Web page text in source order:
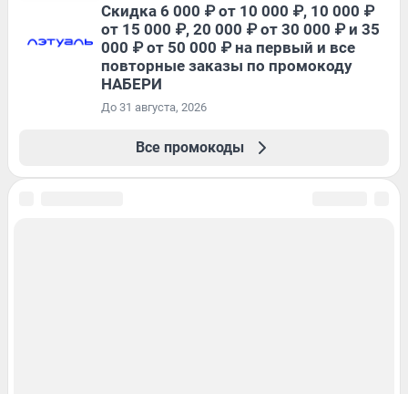
Скидка 6 000 ₽ от 10 000 ₽, 10 000 ₽
от 15 000 ₽, 20 000 ₽ от 30 000 ₽ и 35
000 ₽ от 50 000 ₽ на первый и все
повторные заказы по промокоду
НАБЕРИ
До 31 августа, 2026
Все промокоды